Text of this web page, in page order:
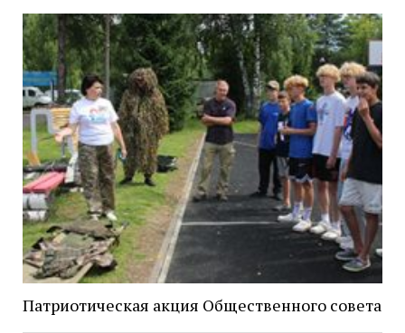
Патриотическая акция Общественного совета